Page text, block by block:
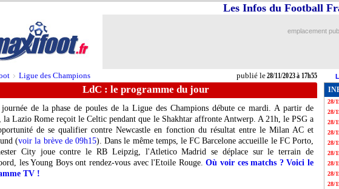
> Ligue des Champions publié le28/11/2023 à 17h55
Les Infos du Football
emplacement
LdC : le programme du jour
de la phase de poules de la Ligue des Champions débute ce mardi. A partir de
la Lazio Rome reçoit le Celtic pendant que le Shakhtar affronte Antwerp. A 21h, le PSG a
de se qualifier contre Newcastle en fonction du résultat entre le Milan AC et
(voir la brève de 09h15). Dans le même temps, le FC Barcelone accueille le FC Porto,
City joue contre le RB Leipzig, l'Atletico Madrid se déplace sur le terrain de
les Young Boys ont rendez-vous avec l'Etoile Rouge.Où voir ces matchs ? Voici le
TV !
28/
28/
28/
28/
28/
28/
28/
28/
28/
28/
28/
28/
28/